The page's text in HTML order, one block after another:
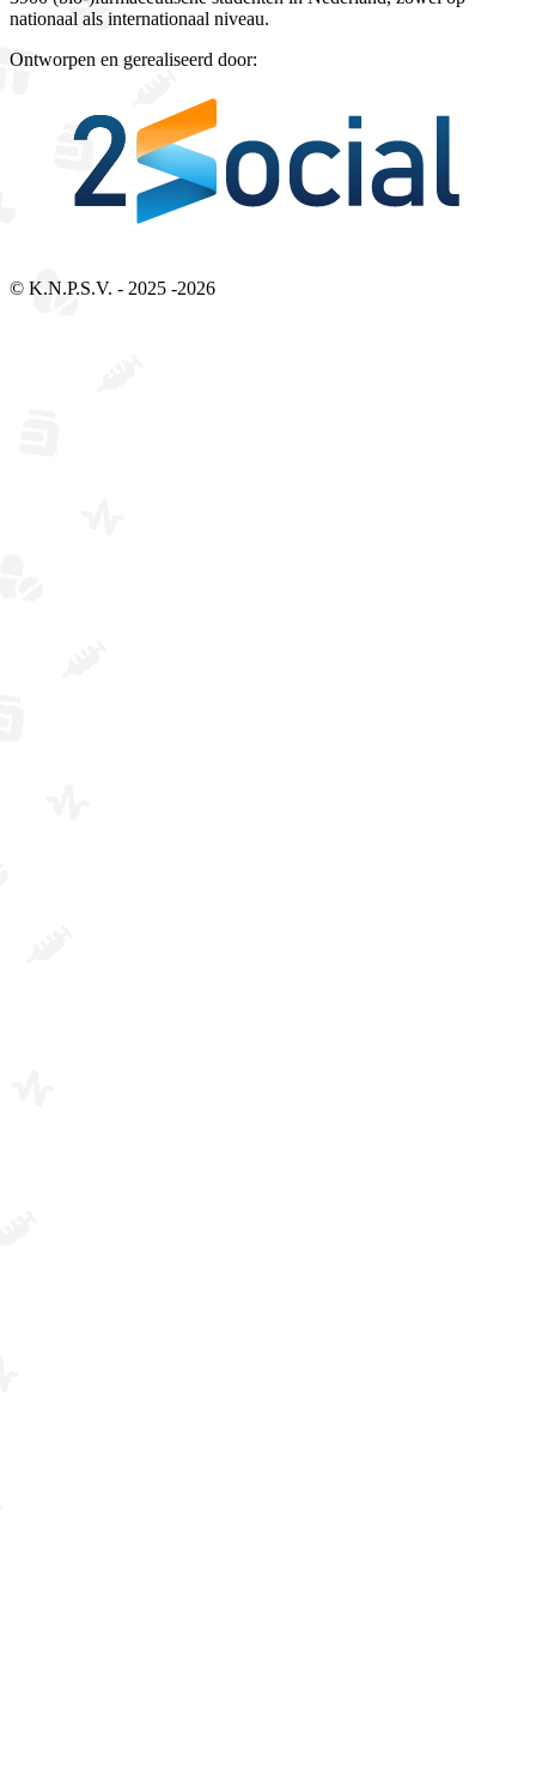
nationaal als internationaal niveau.
Ontworpen en gerealiseerd door:
© K.N.P.S.V. - 2025 -2026